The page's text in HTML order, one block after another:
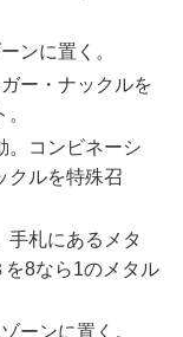
ンに置く。
ー・ナックルを
。コンビネーシ
クルを特殊召
札にあるメタ
を8なら1のメタル
ーンに置く。